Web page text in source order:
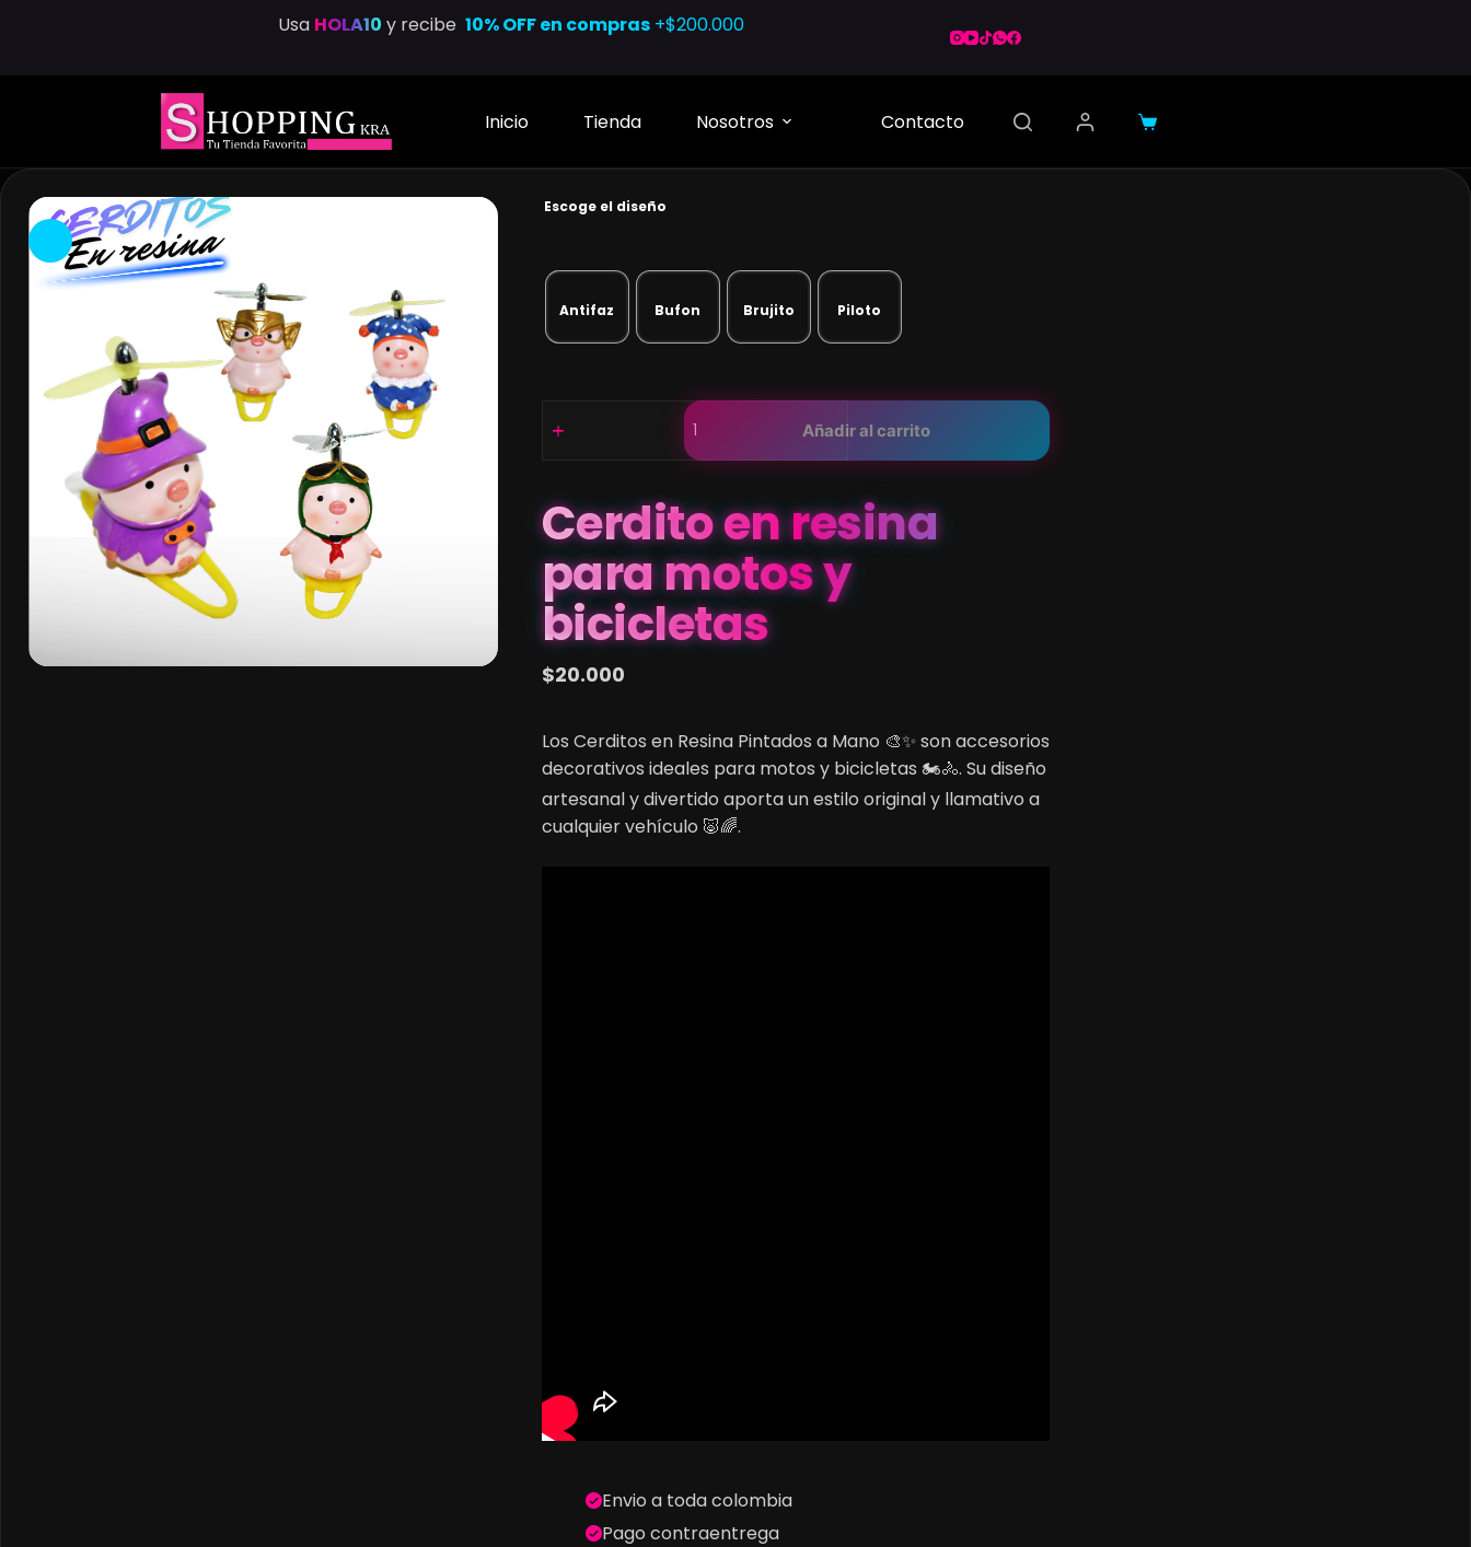
Usa HOLA10 y recibe 10% OFF en compras+$200.000
Inicio Tienda Nosotros Contacto
Carro
Escoge el diseño
Antifaz Bufon Brujito Piloto
en
motos
y
bicicletas
cantidad
Añadir al carrito
Cerdito en resina
para motos y
bicicletas
$20.000
Los Cerditos en Resina Pintados a Mano 🎨✨ son accesorios
decorativos ideales para motos y bicicletas 🏍️🚴. Su diseño
artesanal y divertido aporta un estilo original y llamativo a
cualquier vehículo 🐷🌈.
Envio a toda colombia
Pago contraentrega